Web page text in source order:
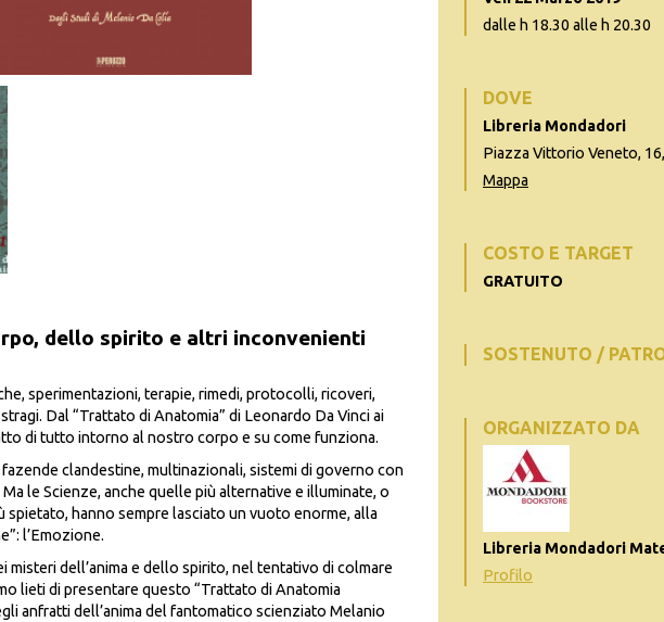
dello spirito e altri inconvenienti
sperimentazioni, terapie, rimedi, protocolli, ricoveri,
Dal “Trattato di Anatomia” di Leonardo Da Vinci ai
di tutto intorno al nostro corpo e su come funziona.
clandestine, multinazionali, sistemi di governo con
le Scienze, anche quelle più alternative e illuminate, o
spietato, hanno sempre lasciato un vuoto enorme, alla
l’Emozione.
misteri dell’anima e dello spirito, nel tentativo di colmare
lieti di presentare questo “Trattato di Anatomia
anfratti dell’anima del fantomatico scienziato Melanio
dalle h 18.30 alle h 20.30
DOVE
Libreria Mondadori
Piazza Vittorio Veneto,
Mappa
COSTO E TARGET
GRATUITO
SOSTENUTO /
ORGANIZZATO DA
Libreria Mondadori
Profilo